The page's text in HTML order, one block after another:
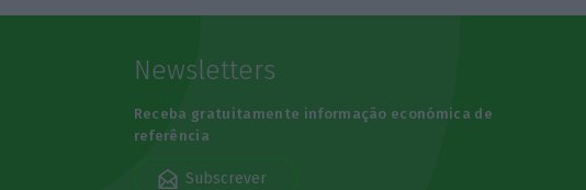
Newsletters
Receba gratuitamente informação económica de
referência
Subscrever